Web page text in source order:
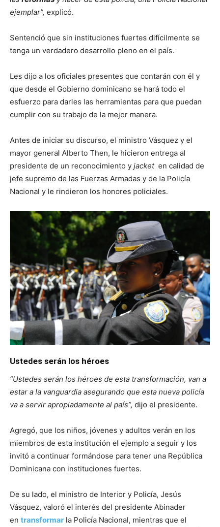
ejemplar”, explicó.
Sentenció que sin instituciones fuertes difícilmente se
tenga un verdadero desarrollo pleno en el país.
Les dijo a los oficiales presentes que contarán con él y
que desde el Gobierno dominicano se hará todo el
esfuerzo para darles las herramientas para que puedan
cumplir con su trabajo de la mejor manera.
Antes de iniciar su discurso, el ministro Vásquez y el
mayor general Alberto Then, le hicieron entrega al
presidente de un reconocimiento y jacketen calidad de
jefe supremo de las Fuerzas Armadas y de la Policía
Nacional y le rindieron los honores policiales.
Ustedes serán los héroes
“Ustedes serán los héroes de esta transformación, van a
estar a la vanguardia asegurando que esta nueva policía
va a servir apropiadamente al país”, dijo el presidente.
Agregó, que los niños, jóvenes y adultos verán en los
miembros de esta institución el ejemplo a seguir y los
invitó a continuar formándose para tener una República
Dominicana con instituciones fuertes.
De su lado, el ministro de Interior y Policía, Jesús
Vásquez, valoró el interés del presidente Abinader
en transformar la Policía Nacional, mientras que el